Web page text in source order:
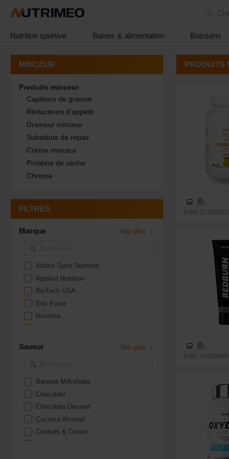
Nutrition sportive Barres & alimentation Boissons
PRODUITS
MINCEUR
Produits minceur
Capteurs de graisse
Réducteurs d'appétit
Draineur minceur
Substituts de repas
Crème minceur
Protéine de sèche
Chrome
FILTRES
Marque Voir plus
Addict Sport Nutrition
Applied Nutrition
BioTech USA
Eric Favre
Novoma
STC Nutrition
Scitec Nutrition
Sculpt
Superset Nutrition
Yam Nutrition
Saveur Voir plus
Banana Milkshake
Chocolate
Chocolate Dessert
Coconut Almond
Cookies & Cream
EAN:
EAN: